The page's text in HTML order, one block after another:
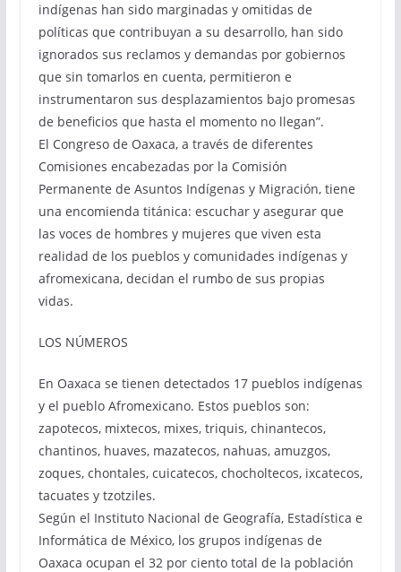
indígenas han sido marginadas y omitidas de
políticas que contribuyan a su desarrollo, han sido
ignorados sus reclamos y demandas por gobiernos
que sin tomarlos en cuenta, permitieron e
instrumentaron sus desplazamientos bajo promesas
de beneficios que hasta el momento no llegan”.
El Congreso de Oaxaca, a través de diferentes
Comisiones encabezadas por la Comisión
Permanente de Asuntos Indígenas y Migración, tiene
una encomienda titánica: escuchar y asegurar que
las voces de hombres y mujeres que viven esta
realidad de los pueblos y comunidades indígenas y
afromexicana, decidan el rumbo de sus propias
vidas.
LOS NÚMEROS
En Oaxaca se tienen detectados 17 pueblos indígenas
y el pueblo Afromexicano. Estos pueblos son:
zapotecos, mixtecos, mixes, triquis, chinantecos,
chantinos, huaves, mazatecos, nahuas, amuzgos,
zoques, chontales, cuicatecos, chocholtecos, ixcatecos,
tacuates y tzotziles.
Según el Instituto Nacional de Geografía, Estadística e
Informática de México, los grupos indígenas de
Oaxaca ocupan el 32 por ciento total de la población